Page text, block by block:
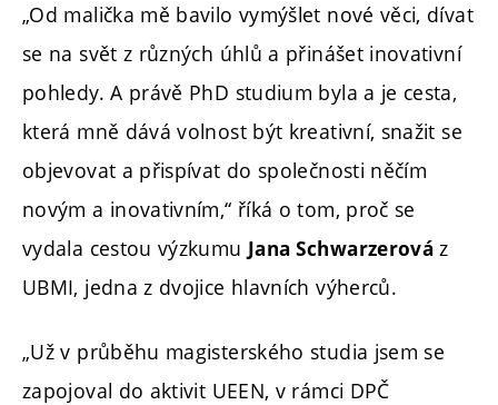
„Od malička mě bavilo vymýšlet nové věci, dívat
se na svět z různých úhlů a přinášet inovativní
pohledy. A právě PhD studium byla a je cesta,
která mně dává volnost být kreativní, snažit se
objevovat a přispívat do společnosti něčím
novým a inovativním,“ říká o tom, proč se
vydala cestou výzkumu Jana Schwarzerová z
UBMI, jedna z dvojice hlavních výherců.
„Už v průběhu magisterského studia jsem se
zapojoval do aktivit UEEN, v rámci DPČ